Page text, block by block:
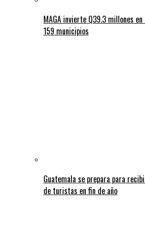
MAGA invierte Q39.3 millones
159 municipios
Guatemala se prepara para
de turistas en fin de año